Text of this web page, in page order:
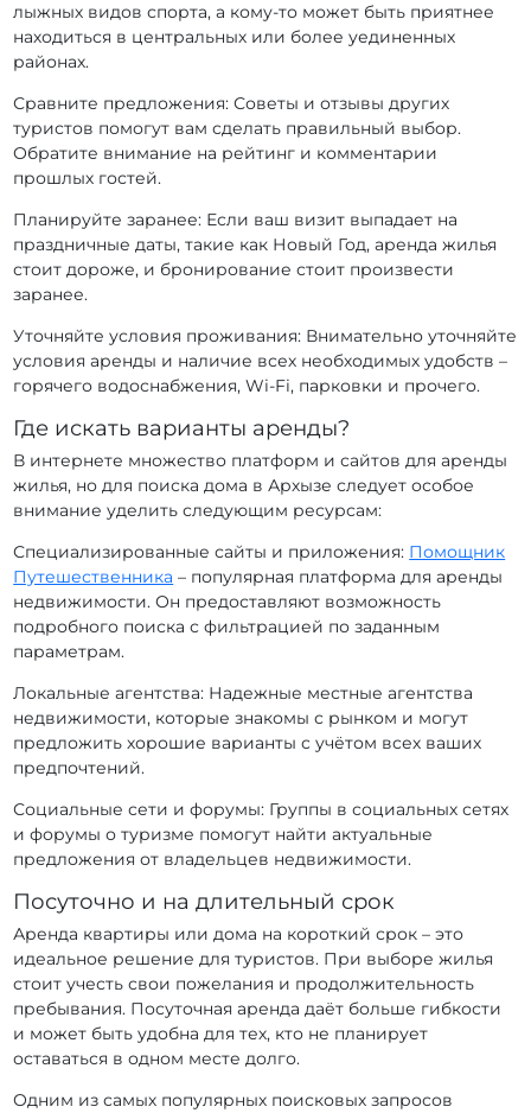
лыжных видов спорта, а кому-то может быть приятнее
находиться в центральных или более уединенных
районах.
Сравните предложения: Советы и отзывы других
туристов помогут вам сделать правильный выбор.
Обратите внимание на рейтинг и комментарии
прошлых гостей.
Планируйте заранее: Если ваш визит выпадает на
праздничные даты, такие как Новый Год, аренда жилья
стоит дороже, и бронирование стоит произвести
заранее.
Уточняйте условия проживания: Внимательно уточняйте
условия аренды и наличие всех необходимых удобств –
горячего водоснабжения, Wi-Fi, парковки и прочего.
Где искать варианты аренды?
В интернете множество платформ и сайтов для аренды
жилья, но для поиска дома в Архызе следует особое
внимание уделить следующим ресурсам:
Специализированные сайты и приложения: Помощник
Путешественника – популярная платформа для аренды
недвижимости. Он предоставляют возможность
подробного поиска с фильтрацией по заданным
параметрам.
Локальные агентства: Надежные местные агентства
недвижимости, которые знакомы с рынком и могут
предложить хорошие варианты с учётом всех ваших
предпочтений.
Социальные сети и форумы: Группы в социальных сетях
и форумы о туризме помогут найти актуальные
предложения от владельцев недвижимости.
Посуточно и на длительный срок
Аренда квартиры или дома на короткий срок – это
идеальное решение для туристов. При выборе жилья
стоит учесть свои пожелания и продолжительность
пребывания. Посуточная аренда даёт больше гибкости
и может быть удобна для тех, кто не планирует
оставаться в одном месте долго.
Одним из самых популярных поисковых запросов